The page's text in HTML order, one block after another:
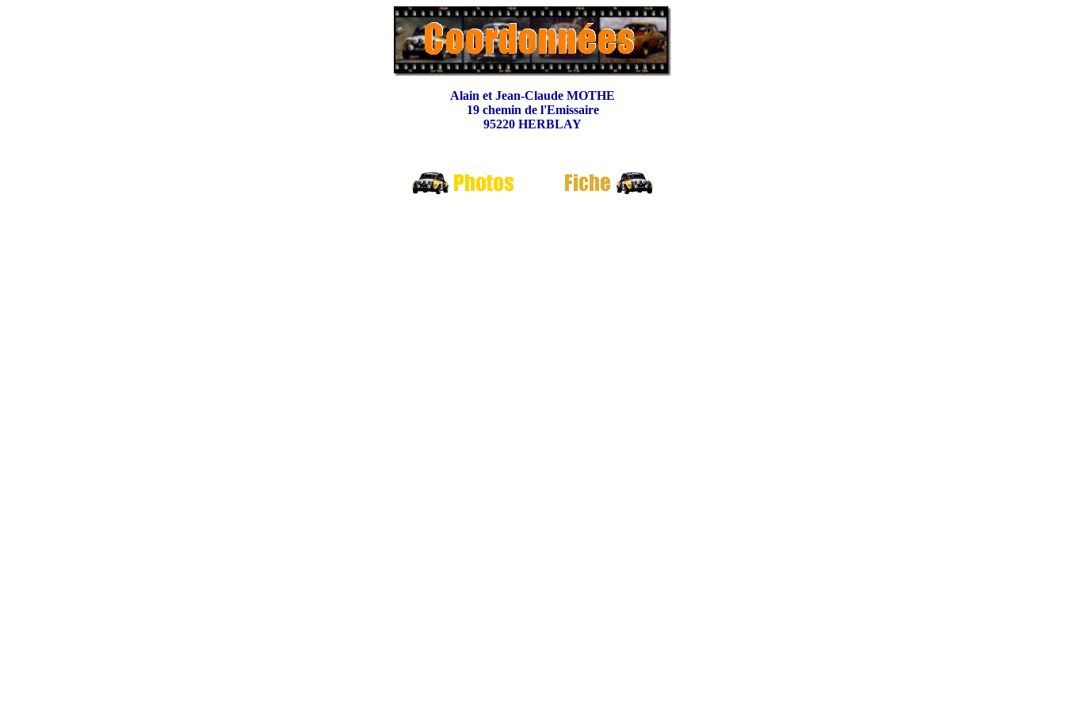
Alain et Jean-Claude MOTHE
19 chemin de l'Emissaire
95220 HERBLAY